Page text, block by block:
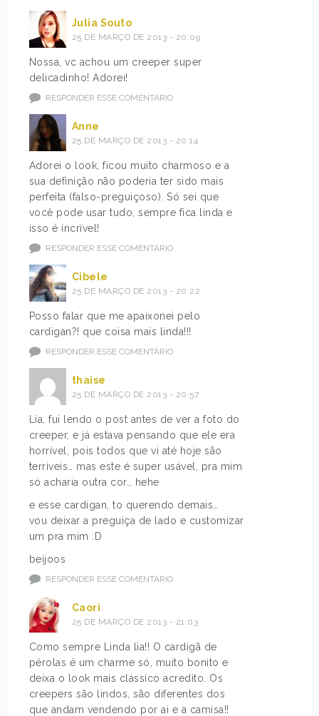
Julia Souto
25 DE MARÇO DE 2013 - 20:09
Nossa, vc achou um creeper super
delicadinho! Adorei!
RESPONDER ESSE COMENTÁRIO
Anne
25 DE MARÇO DE 2013 - 20:14
Adorei o look, ficou muito charmoso e a
sua definição não poderia ter sido mais
perfeita (falso-preguiçoso). Só sei que
você pode usar tudo, sempre fica linda e
isso é incrível!
RESPONDER ESSE COMENTÁRIO
Cibele
25 DE MARÇO DE 2013 - 20:22
Posso falar que me apaixonei pelo
cardigan?! que coisa mais linda!!!
RESPONDER ESSE COMENTÁRIO
thaise
25 DE MARÇO DE 2013 - 20:57
Lia, fui lendo o post antes de ver a foto do
creeper, e já estava pensando que ele era
horrível, pois todos que vi até hoje são
terríveis… mas este é super usável, pra mim
só acharia outra cor… hehe
e esse cardigan, to querendo demais…
vou deixar a preguiça de lado e customizar
um pra mim :D
beijoos
RESPONDER ESSE COMENTÁRIO
Caori
25 DE MARÇO DE 2013 - 21:03
Como sempre Linda lia!! O cardigã de
pérolas é um charme só, muito bonito e
deixa o look mais clássico acredito. Os
creepers são lindos, são diferentes dos
que andam vendendo por ai e a camisa!!